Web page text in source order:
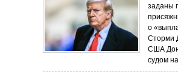
заданы
о
Сторми
США
судом